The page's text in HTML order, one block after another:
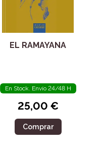
EL RAMAYANA
En Stock. Envío 24/48 H
25,00 €
Comprar